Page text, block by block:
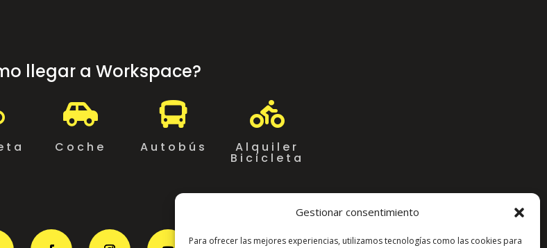
Gestionar consentimiento
Para ofrecer las mejores experiencias, utilizamos tecnologías como las cookies para
llegar a Workspace?

Coche

Autobús

Alquiler
Bicicleta